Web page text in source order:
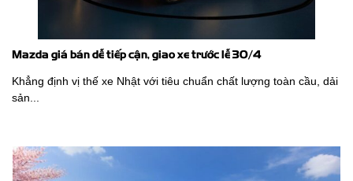
Mazda giá bán dễ tiếp cận, giao xe trước lễ 30/4
Khẳng định vị thế xe Nhật với tiêu chuẩn chất lượng toàn cầu, dải
sản...